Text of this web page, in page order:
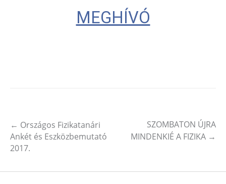
MEGHÍVÓ
Post navigation
← Országos Fizikatanári
Ankét és Eszközbemutató
2017.
SZOMBATON ÚJRA
MINDENKIÉ A FIZIKA →